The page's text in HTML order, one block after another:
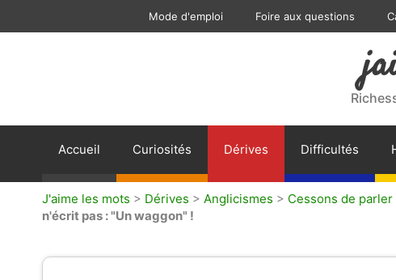
Mode d'emploi Foire aux questions
Accueil Curiosités Dérives Difficultés
J'aime les mots > Dérives > Anglicismes > Cessons de
n'écrit pas : "Un waggon" !